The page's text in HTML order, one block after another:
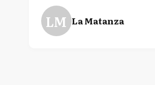
LM La Matanza